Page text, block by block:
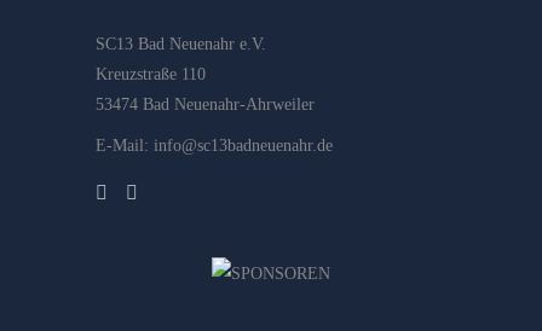
SC13 Bad Neuenahr e.V.
Kreuzstraße 110
53474 Bad Neuenahr-Ahrweiler
E-Mail: info@sc13badneuenahr.de